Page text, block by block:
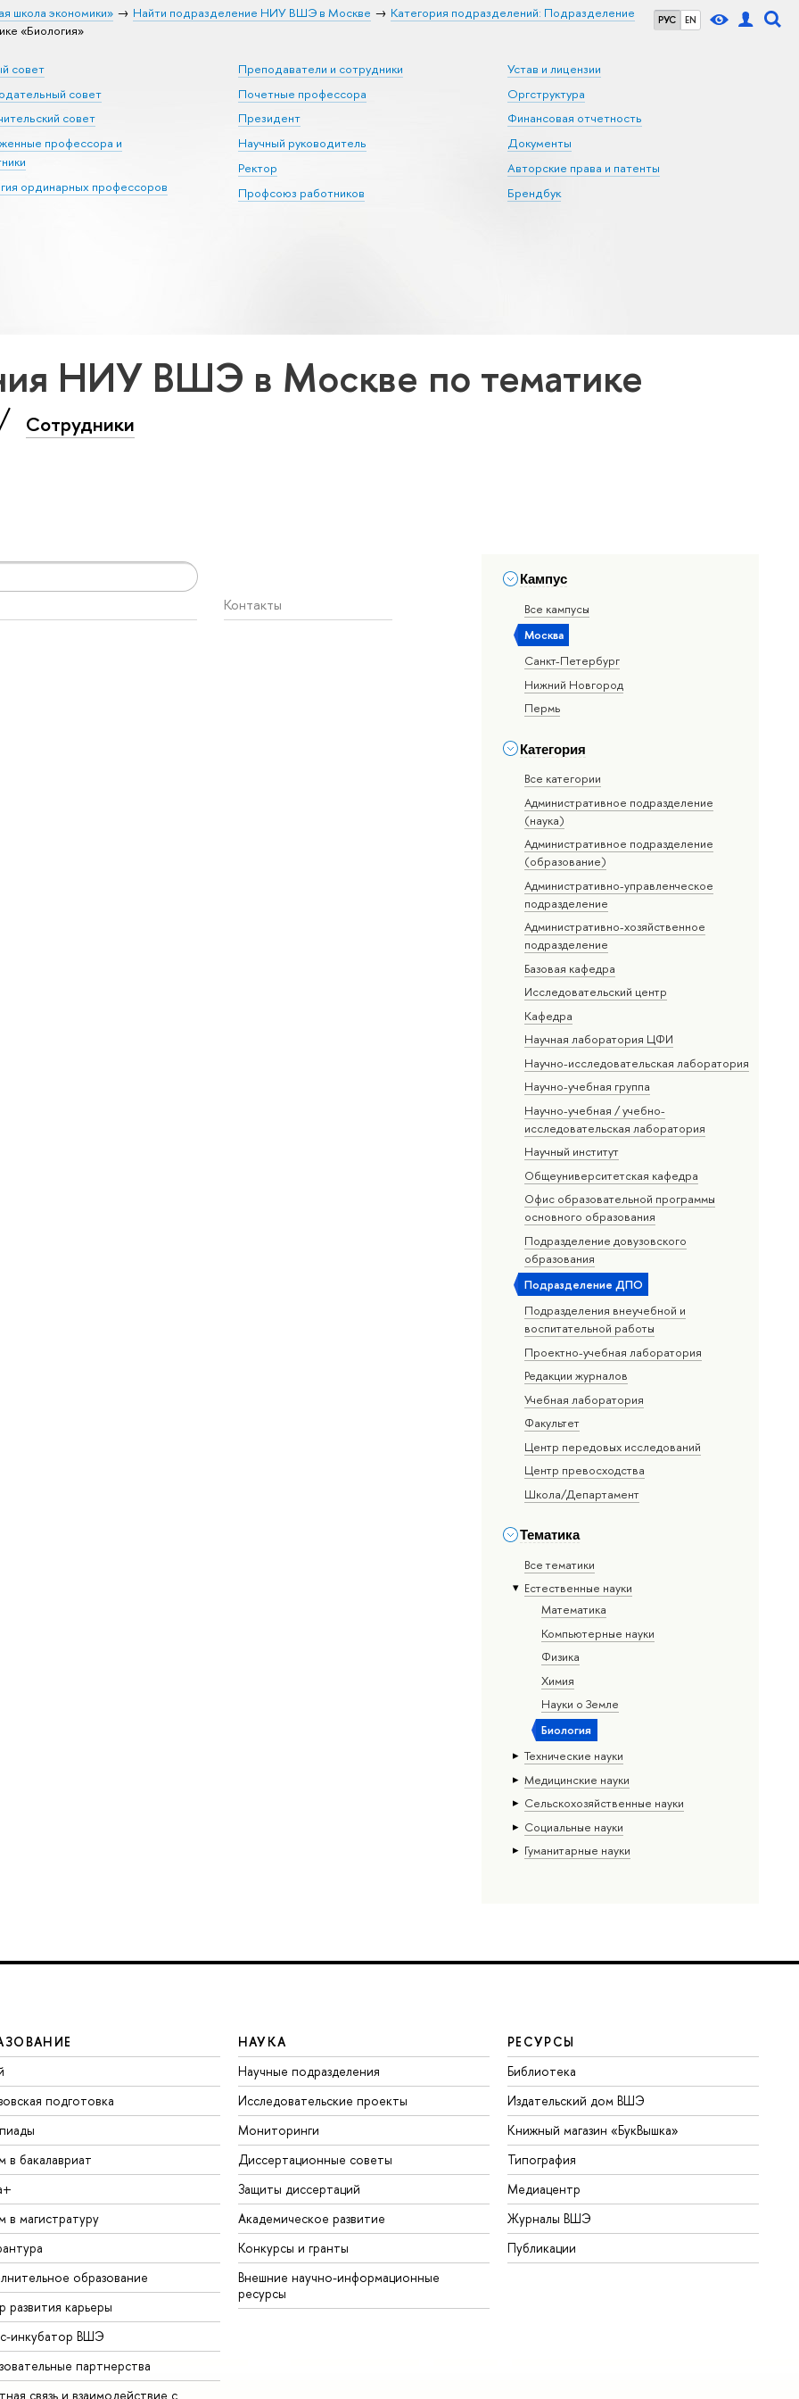
РУС EN
школа экономики» Найти подразделение НИУ ВШЭ в Москве
Категория подразделений: Подразделение
«Биология»
совет
совет
совет
профессора и
ординарных профессоров
Преподаватели и сотрудники
Почетные профессора
Президент
Научный руководитель
Ректор
Профсоюз работников
Устав и лицензии
Оргструктура
Финансовая отчетность
Документы
Авторские права и патенты
Брендбук
НИУ ВШЭ в Москве по тематике
Сотрудники
Кампус
Все кампусы
Москва
Санкт-Петербург
Нижний Новгород
Пермь
Категория
Все категории
Административное подразделение
(наука)
Административное подразделение
(образование)
Административно-управленческое
подразделение
Административно-хозяйственное
подразделение
Базовая кафедра
Исследовательский центр
Кафедра
Научная лаборатория ЦФИ
Научно-исследовательская лаборатория
Научно-учебная группа
Научно-учебная / учебно-
исследовательская лаборатория
Научный институт
Общеуниверситетская кафедра
Офис образовательной программы
основного образования
Подразделение довузовского
образования
Подразделение ДПО
Подразделения внеучебной и
воспитательной работы
Проектно-учебная лаборатория
Редакции журналов
Учебная лаборатория
Факультет
Центр передовых исследований
Центр превосходства
Школа/Департамент
Тематика
Все тематики
Естественные науки
Математика
Компьютерные науки
Физика
Химия
Науки о Земле
Биология
Тех­ничес­кие науки
Медицинские науки
Сельскохозяйственные науки
Социальные науки
Гуманитарные науки
Контакты
подготовка
в бакалавриат
в магистратуру
образование
развития карьеры
инкубатор ВШЭ
партнерства
связь и взаимодействие с
НАУКА
Научные подразделения
Исследовательские проекты
Мониторинги
Диссертационные советы
Защиты диссертаций
Академическое развитие
Конкурсы и гранты
Внешние научно-информационные
ресурсы
РЕСУРСЫ
Библиотека
Издательский дом ВШЭ
Книжный магазин «БукВышка»
Типография
Медиацентр
Журналы ВШЭ
Публикации